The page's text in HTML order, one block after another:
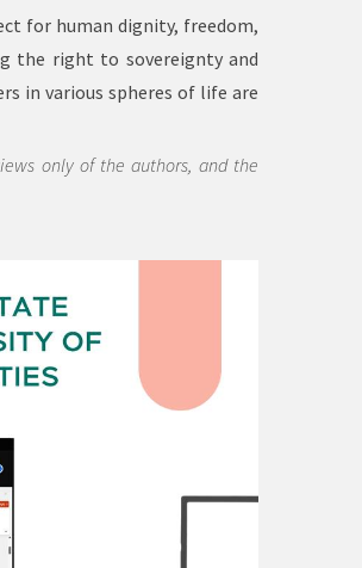
for human dignity, freedom,
the right to sovereignty and
in various spheres of life are
only of the authors, and the